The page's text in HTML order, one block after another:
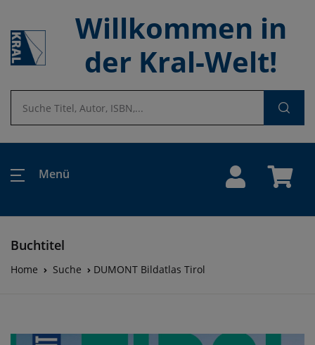
Willkommen in
der Kral-Welt!
Menü
Buchtitel
Home Suche DUMONT Bildatlas Tirol